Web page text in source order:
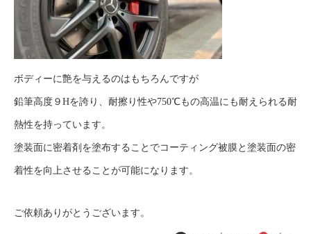
ボディーに艶を与えるのはもちろんですが
鉛筆高度９Hを誇り、耐擦り性や750℃もの高温にも耐えられる耐
熱性を持っています。
塗装面に密着剤を塗布することでコーティング被膜と塗装面の密
着性を向上させることが可能になります。
ご依頼ありがとうございます。